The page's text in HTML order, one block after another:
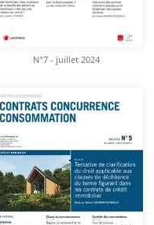
N°7 - juillet 2024